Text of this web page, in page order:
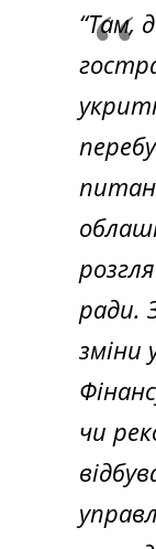
“Там,
ради.
зміни
чи